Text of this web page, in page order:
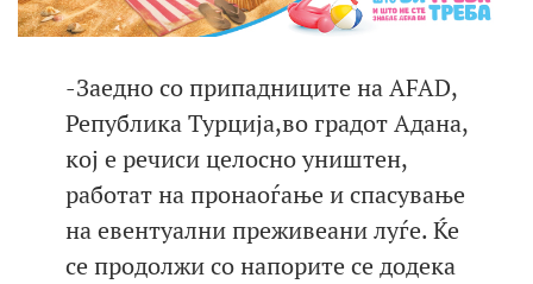
-Заедно со припадниците на AFAD,
Република Турција,во градот Адана,
кој е речиси целосно уништен,
работат на пронаоѓање и спасување
на евентуални преживеани луѓе. Ќе
се продолжи со напорите се додека